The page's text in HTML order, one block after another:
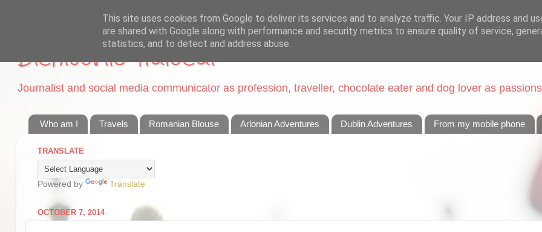
Dichisurile Ralucai
Journalist and social media communicator as profession, traveller, chocolate eater and dog lover as passions
Who am I Travels Romanian Blouse Arlonian Adventures Dublin Adventures From my mobile phone
TRANSLATE
Powered by Translate
OCTOBER 7, 2014
This site uses cookies from Google to deliver its services and to analyze traffic. Your IP address and
are shared with Google along with performance and security metrics to ensure quality of service,
statistics, and to detect and address abuse.